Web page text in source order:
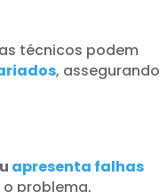
técnicos podem
, assegurando
apresenta falhas
problema,